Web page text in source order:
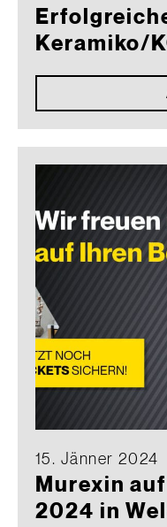
Keramiko/
15. Jänner 2024
Murexin
2024 in